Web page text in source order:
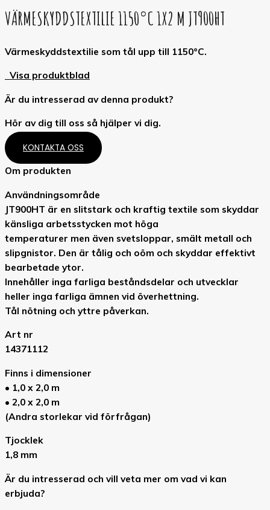
VÄRMESKYDDSTEXTILIE 1150°C 1X2 M JT900HT
Värmeskyddstextilie som tål upp till 1150°C.
Visa produktblad
Är du intresserad av denna produkt?
Hör av dig till oss så hjälper vi dig.
KONTAKTA OSS
Om produkten
Användningsområde
JT900HT är en slitstark och kraftig textile som skyddar
känsliga arbetsstycken mot höga
temperaturer men även svetsloppar, smält metall och
slipgnistor. Den är tålig och oöm och skyddar effektivt
bearbetade ytor.
Innehåller inga farliga beståndsdelar och utvecklar
heller inga farliga ämnen vid överhettning.
Tål nötning och yttre påverkan.
Art nr
14371112
Finns i dimensioner
• 1,0 x 2,0 m
• 2,0 x 2,0 m
(Andra storlekar vid förfrågan)
Tjocklek
1,8 mm
Är du intresserad och vill veta mer om vad vi kan
erbjuda?